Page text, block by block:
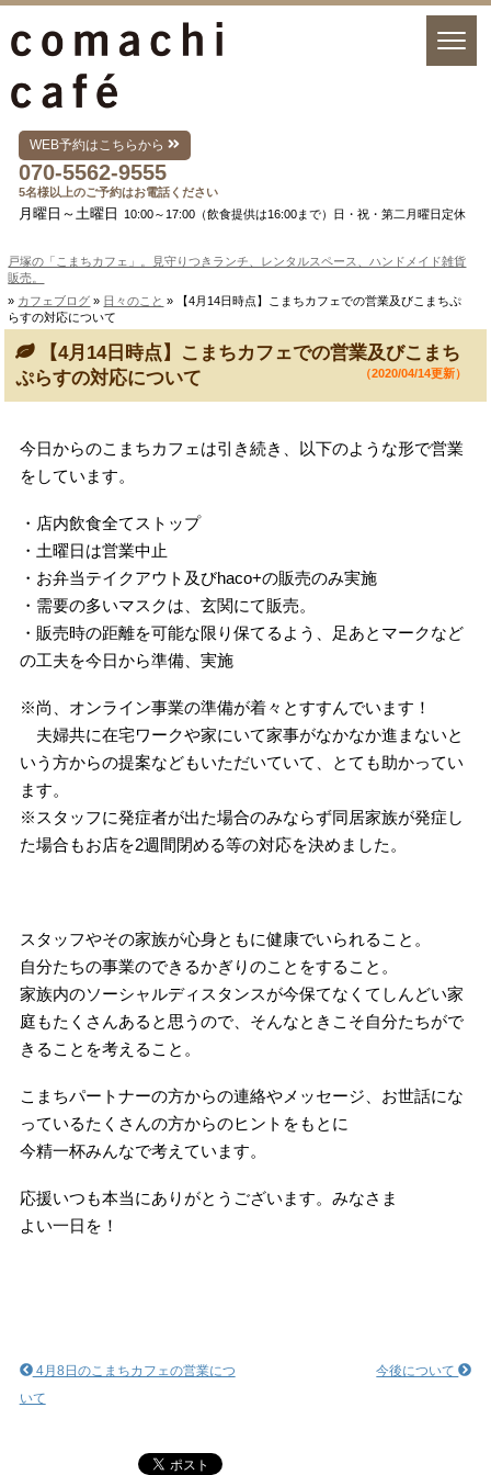
WEB予約はこちらから
070-5562-9555
5名様以上のご予約はお電話ください
月曜日～土曜日 10:00～17:00（飲食提供は16:00まで）日・祝・第二月曜日定休
戸塚の「こまちカフェ」。見守りつきランチ、レンタルスペース、ハンドメイド雑貨
販売。
» カフェブログ » 日々のこと » 【4月14日時点】こまちカフェでの営業及びこまちぷ
らすの対応について
【4月14日時点】こまちカフェでの営業及びこまち
ぷらすの対応について
（2020/04/14更新）
今日からのこまちカフェは引き続き、以下のような形で営業
をしています。
・店内飲食全てストップ
・土曜日は営業中止
・お弁当テイクアウト及びhaco+の販売のみ実施
・需要の多いマスクは、玄関にて販売。
・販売時の距離を可能な限り保てるよう、足あとマークなど
の工夫を今日から準備、実施
※尚、オンライン事業の準備が着々とすすんでいます！
夫婦共に在宅ワークや家にいて家事がなかなか進まないと
いう方からの提案などもいただいていて、とても助かってい
ます。
※スタッフに発症者が出た場合のみならず同居家族が発症し
た場合もお店を2週間閉める等の対応を決めました。
スタッフやその家族が心身ともに健康でいられること。
自分たちの事業のできるかぎりのことをすること。
家族内のソーシャルディスタンスが今保てなくてしんどい家
庭もたくさんあると思うので、そんなときこそ自分たちがで
きることを考えること。
こまちパートナーの方からの連絡やメッセージ、お世話にな
っているたくさんの方からのヒントをもとに
今精一杯みんなで考えています。
応援いつも本当にありがとうございます。みなさま
よい一日を！
今後について
4月8日のこまちカフェの営業につ
いて